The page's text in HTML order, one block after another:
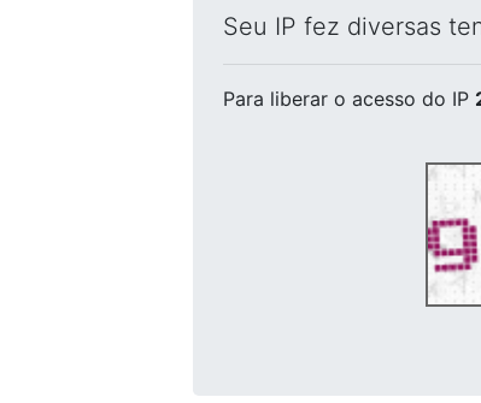
Seu IP fez diversas
Para liberar o acesso do IP